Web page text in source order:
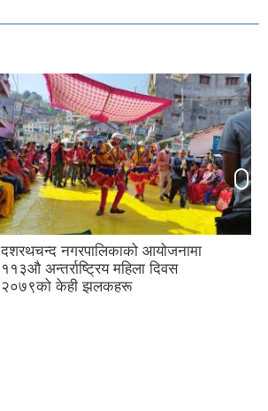
दशरथचन्द नगरपालिकाको आयोजनामा
११३औ अन्तर्राष्ट्रिय महिला दिवस
२०७९को केही झलकहरू